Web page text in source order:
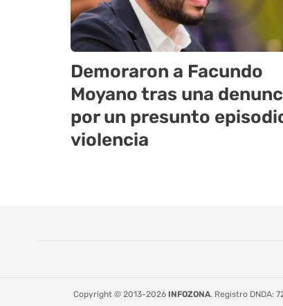
Demoraron a Facundo
Moyano tras una
por un presunto
violencia
Copyright © 2013-2026 INFOZONA. Registro DNDA: